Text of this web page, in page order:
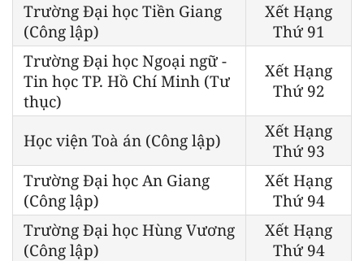
Trường Đại học Tiền Giang
(Công lập)
Xết Hạng
Thứ 91
Trường Đại học Ngoại ngữ -
Tin học TP. Hồ Chí Minh (Tư
thục)
Xết Hạng
Thứ 92
Học viện Toà án (Công lập)
Xết Hạng
Thứ 93
Trường Đại học An Giang
(Công lập)
Xết Hạng
Thứ 94
Trường Đại học Hùng Vương
(Công lập)
Xết Hạng
Thứ 94